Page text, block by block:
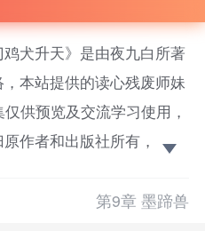
鸡犬升天》是由夜九白所著
本站提供的读心残废师妹
供预览及交流学习使用，
作者和出版社所有，请在
大佬+无cp爽文】莫九薇
第9章 墨蹄兽